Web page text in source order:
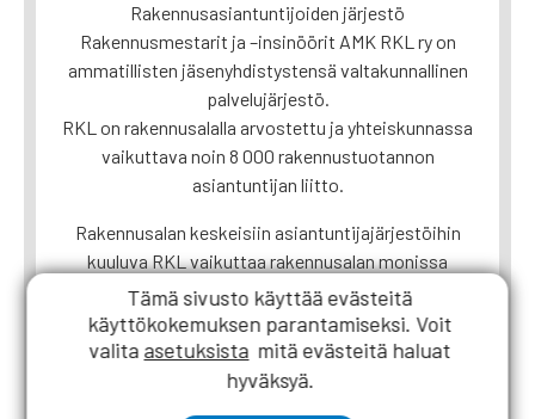
Rakennusasiantuntijoiden järjestö
Rakennusmestarit ja –insinöörit AMK RKL ry on
ammatillisten jäsenyhdistystensä valtakunnallinen
palvelujärjestö.
RKL on rakennusalalla arvostettu ja yhteiskunnassa
vaikuttava noin 8 000 rakennustuotannon
asiantuntijan liitto.
Rakennusalan keskeisiin asiantuntijajärjestöihin
kuuluva RKL vaikuttaa rakennusalan monissa
työryhmissä jäsenistön aseman ja arvostuksen
vahvistamiseksi. RKL on osallistunut vahvalla
panoksellaan uuden rakennusmestarikoulutuksen
(AMK) käynnistämiseen ja jatkuvuuden
Tämä sivusto käyttää evästeitä
käyttökokemuksen parantamiseksi. Voit
valita asetuksista mitä evästeitä haluat
hyväksyä.